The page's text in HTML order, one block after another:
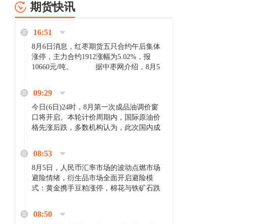
期货快讯
16:51
8月6日消息，红枣期货五只合约午后集体
涨停，主力合约1912涨幅为5.02%，报
10660元/吨。 据中枣网介绍，8月5
家好货依旧惜售挺...
09:29
今日(6日)24时，8月第一次成品油调价窗
口将开启。本轮计价周期内，国际原油价
格先涨后跌，多数机构认为，此次国内成
08:53
8月5日，人民币汇率市场的波动点燃市场
避险情绪，衍生品市场全面开启避险模
式：黄金携手豆粕涨停，棉花与铁矿石跌
场来看，汇率波动...
08:50